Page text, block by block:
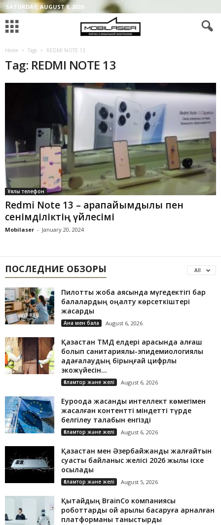
SATURDAY, AUGUST 8, 2026
Home Tags REDMI NOTE 13
Tag: REDMI NOTE 13
Ұялы телефон
Redmi Note 13 – қарапайымдылық пен
сенімділіктің үйлесімі
Mobilaser - January 20, 2024
ПОСЛЕДНИЕ ОБЗОРЫ All
Пилоттық жоба аясында мүгедектігі бар
балалардың оңалту көрсеткіштері
жақсарды
Ана мен бала August 6, 2026
Қазақстан ТМД елдері арасында алғаш
болып санитариялық-эпидемиологиялық
қадағалаудың бірыңғай цифрлық
экожүйесін...
Ғаламтор және желі August 6, 2026
Еуроодақ жасанды интеллект көмегімен
жасалған контентті міндетті түрде
белгілеу талабын енгізді
Ғаламтор және желі August 6, 2026
Қазақстан мен Әзербайжанды жалғайтын
суасты байланыс желісі 2026 жылы іске
қосылады
Ғаламтор және желі August 5, 2026
Қытайдың BrainCo компаниясы
роботтарды ой арқылы басқаруға арналған
платформаны таныстырды